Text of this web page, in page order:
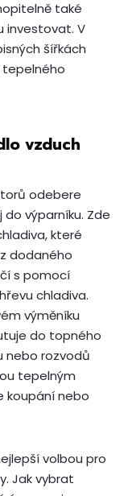
také
investovat. V
šířkách
vzduch
odebere
výparníku. Zde
které
dodaného
s pomocí
chladiva.
výměníku
do topného
nebo rozvodů
tepelným
koupání nebo
volbou pro
Jak vybrat